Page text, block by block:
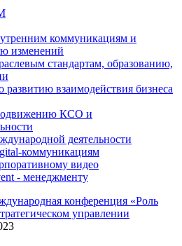
коммуникациям и
изменений
стандартам, образованию,
развитию взаимодействия бизнеса
КСО и
деятельности
коммуникациям
видео
- менеджменту
конференция «Роль
управлении